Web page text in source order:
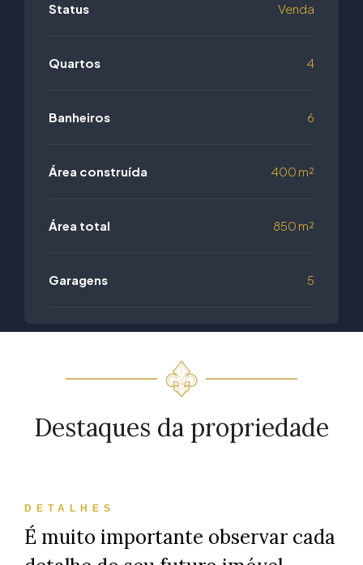
Status Venda
Quartos 4
Banheiros 6
Área construída 400 m²
Área total 850 m²
Garagens 5
Destaques da propriedade
DETALHES
É muito importante observar cada